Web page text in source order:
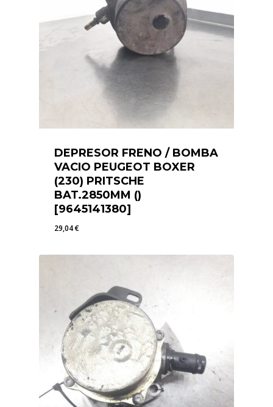
DEPRESOR FRENO / BOMBA
VACIO PEUGEOT BOXER
(230) PRITSCHE
BAT.2850MM ()
[9645141380]
29,04€